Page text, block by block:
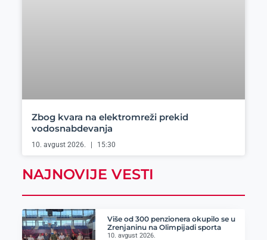
Zbog kvara na elektromreži prekid
vodosnabdevanja
10. avgust 2026. 15:30
NAJNOVIJE VESTI
Više od 300 penzionera okupilo se u
Zrenjaninu na Olimpijadi sporta
10. avgust 2026.